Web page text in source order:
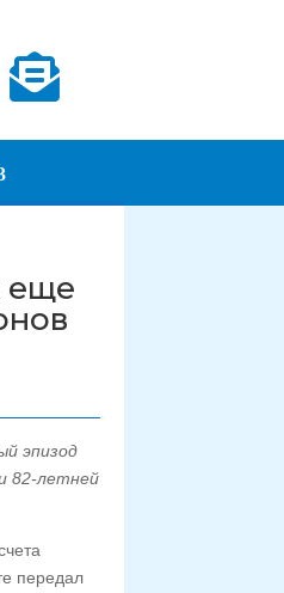

еще
эпизод
82-летней
передал